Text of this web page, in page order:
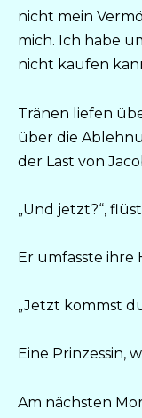
nicht mein
mich. Ich habe
nicht kaufen
Tränen liefen
über die
der Last von
„Und jetzt?“,
Er umfasste ihre
„Jetzt kommst
Eine Prinzessin,
Am nächsten